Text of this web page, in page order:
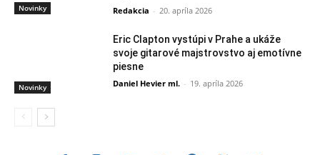
Novinky Redakcia - 20. apríla 2026
Novinky
Eric Clapton vystúpi v Prahe a ukáže
svoje gitarové majstrovstvo aj emotívne
piesne
Daniel Hevier ml. - 19. apríla 2026